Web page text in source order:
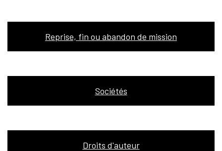
Reprise, fin ou abandon de mission
Sociétés
Droits d'auteur